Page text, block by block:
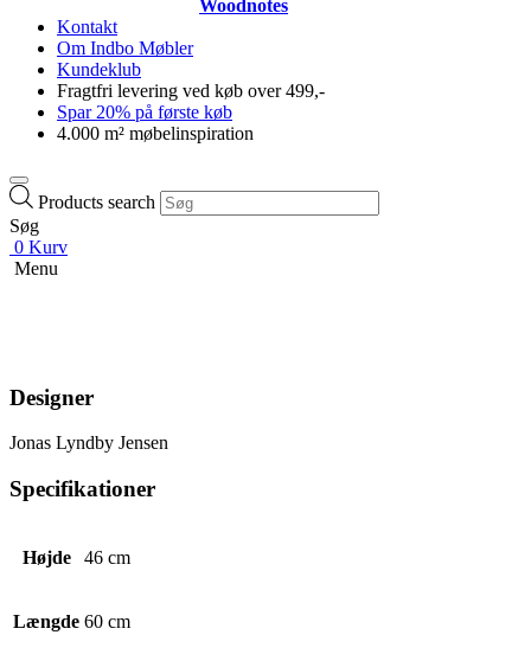
Woodnotes
Kontakt
Om Indbo Møbler
Kundeklub
Fragtfri levering ved køb over 499,-
Spar 20% på første køb
4.000 m² møbelinspiration
Products search
Søg
0 Kurv
Menu
Designer
Jonas Lyndby Jensen
Specifikationer
Højde 46 cm
Længde 60 cm